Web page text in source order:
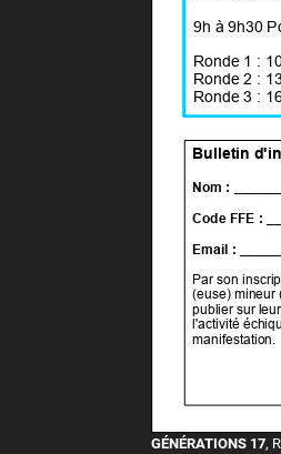
GÉNÉRATIONS 17,